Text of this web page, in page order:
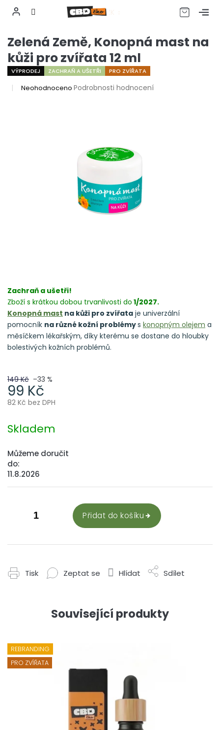
na
obsah
CZK
Zelená Země, Konopná mast na
kůži pro zvířata 12 ml
VÝPRODEJ ZACHRAŇ A UŠETŘI PRO ZVÍŘATA
Průměrné
Neohodnoceno Podrobnosti hodnocení
149 Kč –33 %
99 Kč
82 Kč bez DPH
cena:
Skladem
Můžeme doručit
do:
11.8.2026
Přidat do košíku
Zachraň a ušetři!
Zboží s krátkou dobou trvanlivosti do 1/2027.
Konopná mast na kůži pro zvířata je univerzální
pomocník na různé kožní problémys konopným olejem a
měsíčkem lékařským, díky kterému se dostane do hloubky
bolestivých kožních problémů.
Tisk Zeptat se Hlídat Sdílet
Související produkty
REBRANDING
PRO ZVÍŘATA